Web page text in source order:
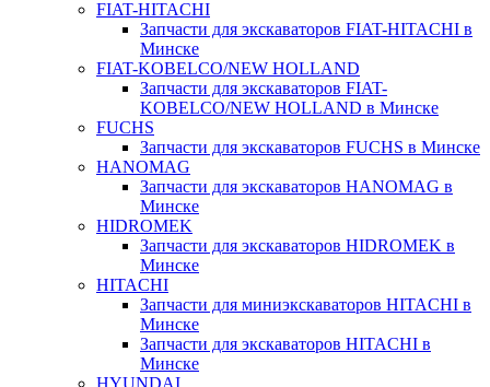
FIAT-HITACHI
Запчасти для экскаваторов FIAT-HITACHI в
Минске
FIAT-KOBELCO/NEW HOLLAND
Запчасти для экскаваторов FIAT-
KOBELCO/NEW HOLLAND в Минске
FUCHS
Запчасти для экскаваторов FUCHS в Минске
HANOMAG
Запчасти для экскаваторов HANOMAG в
Минске
HIDROMEK
Запчасти для экскаваторов HIDROMEK в
Минске
HITACHI
Запчасти для миниэкскаваторов HITACHI в
Минске
Запчасти для экскаваторов HITACHI в
Минске
HYUNDAI